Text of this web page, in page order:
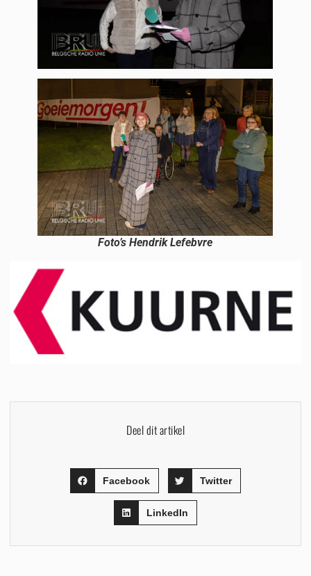
Foto’s Hendrik Lefebvre
Deel dit artikel
Facebook Twitter
LinkedIn